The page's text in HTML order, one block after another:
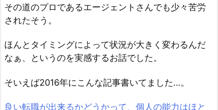
その道のプロであるエージェントさんでも少々苦労
されたそう。
ほんとタイミングによって状況が大きく変わるんだ
なぁ、というのを実感するお話でした。
そいえば2016年にこんな記事書いてました…。
良い転職が出来るかどうかって、個人の能力はほと